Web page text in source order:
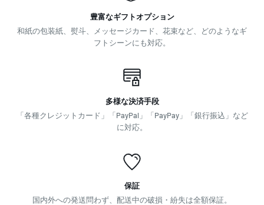
豊富なギフトオプション
和紙の包装紙、熨斗、メッセージカード、花束など、どのようなギ
フトシーンにも対応。
多様な決済手段
「各種クレジットカード」「PayPal」「PayPay」「銀行振込」など
に対応。
保証
国内外への発送問わず、配送中の破損・紛失は全額保証。